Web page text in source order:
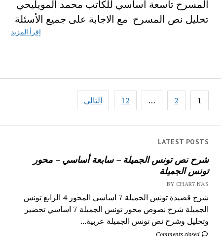
LATEST POSTS
شرح نص تونس الجميلة – سابعة أساسي – محور
تونس الجميلة
BY CHAR7 NAS
شرح قصيدة تونس الجميلة 7 اساسي المحور 4 الرابع تونس
الجميلة شرح نصوص محور تونس الجميلة 7 اساسي تحضير
وتحليل وشرح نص تونس الجميلة عربية...
Comments closed
المسرح تاسعة اساسي للكاتب محمد المويليحي
تحليل نص المسرح مع الاجابة على جميع الأسئلة
إقرأ المزيد
تصفّح
المقالات
1
2
…
12 التالي